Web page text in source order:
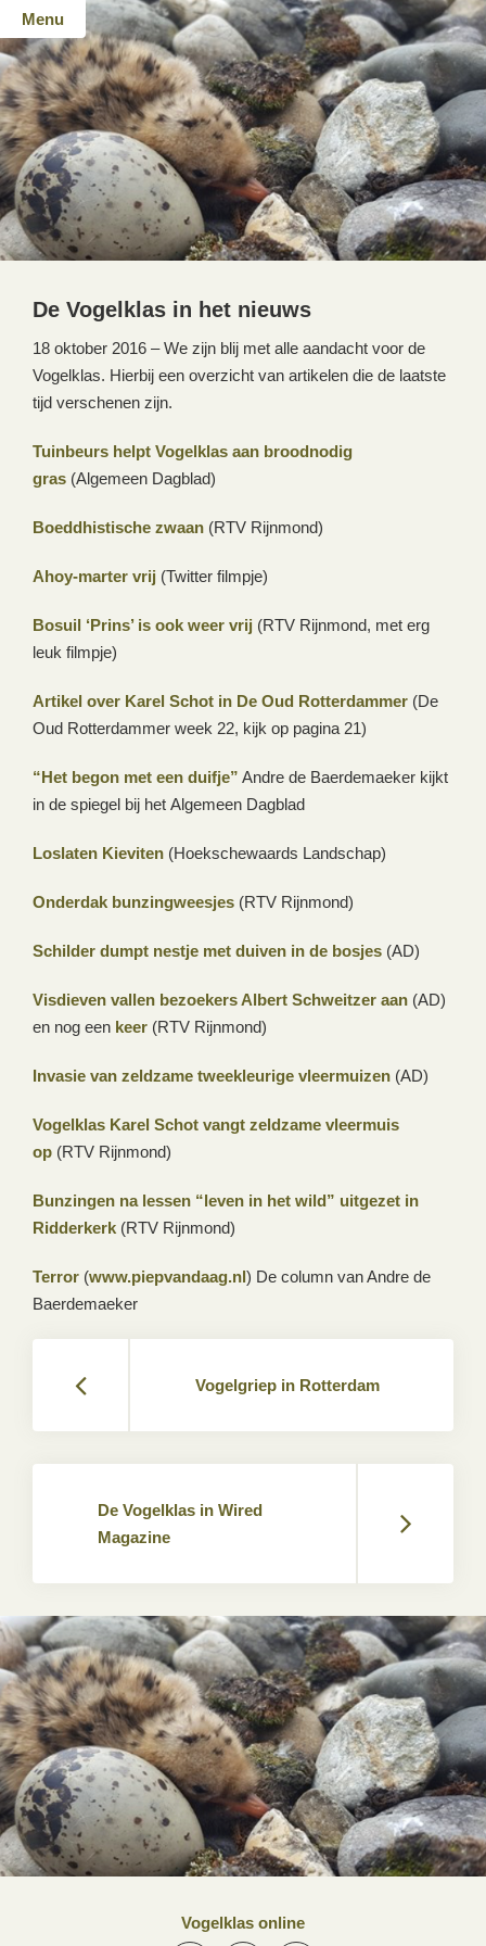
Menu
De Vogelklas in het nieuws
18 oktober 2016 – We zijn blij met alle aandacht voor de
Vogelklas. Hierbij een overzicht van artikelen die de laatste
tijd verschenen zijn.
Tuinbeurs helpt Vogelklas aan broodnodig
gras (Algemeen Dagblad)
Boeddhistische zwaan (RTV Rijnmond)
Ahoy-marter vrij (Twitter filmpje)
Bosuil ‘Prins’ is ook weer vrij (RTV Rijnmond, met erg
leuk filmpje)
Artikel over Karel Schot in De Oud Rotterdammer (De
Oud Rotterdammer week 22, kijk op pagina 21)
“Het begon met een duifje” Andre de Baerdemaeker kijkt
in de spiegel bij het Algemeen Dagblad
Loslaten Kieviten (Hoekschewaards Landschap)
Onderdak bunzingweesjes (RTV Rijnmond)
Schilder dumpt nestje met duiven in de bosjes (AD)
Visdieven vallen bezoekers Albert Schweitzer aan (AD)
en nog een keer (RTV Rijnmond)
Invasie van zeldzame tweekleurige vleermuizen (AD)
Vogelklas Karel Schot vangt zeldzame vleermuis
op (RTV Rijnmond)
Bunzingen na lessen “leven in het wild” uitgezet in
Ridderkerk (RTV Rijnmond)
Terror (www.piepvandaag.nl) De column van Andre de
Baerdemaeker
Vogelgriep in Rotterdam
De Vogelklas in Wired
Magazine
Vogelklas online